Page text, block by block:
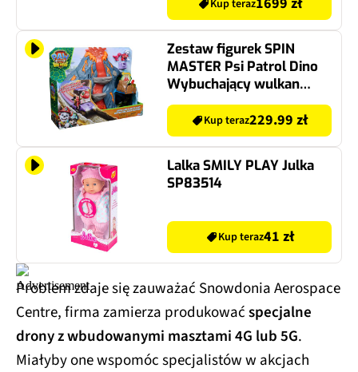
Kup teraz
Zestaw figurek SPIN
MASTER Psi Patrol Dino
Wybuchający wulkan
6076336
Kup teraz229.99 zł
Lalka SMILY PLAY Julka
SP83514
Kup teraz41 zł
Problem zdaje się zauważać Snowdonia Aerospace
Centre, firma zamierza produkowaćspecjalne
drony z wbudowanymi masztami 4G lub 5G.
Miałyby one wspomóc specjalistów w akcjach